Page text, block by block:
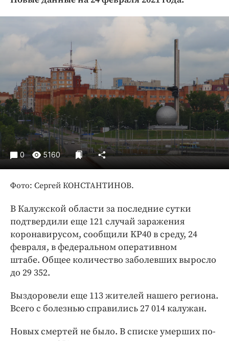
Криминал
Недвижимость и ЖКХ
Образование
Общество
Погода
Праздники
Происшествия
Спорт
Экономика и бизнес
ПРОЕКТЫ
Блоги
Медиаперсона
Интересное чтиво
Клиника года
Бренд года
Работодатель года
0 5160
Фото: Сергей КОНСТАНТИНОВ.
В Калужской области за последние сутки
подтвердили еще 121 случай заражения
коронавирусом, сообщили KP40 в среду, 24
февраля, в федеральном оперативном
штабе. Общее количество заболевших выросло
до 29 352.
Выздоровели еще 113 жителей нашего региона.
Всего с болезнью справились 27 014 калужан.
Новых смертей не было. В списке умерших по-